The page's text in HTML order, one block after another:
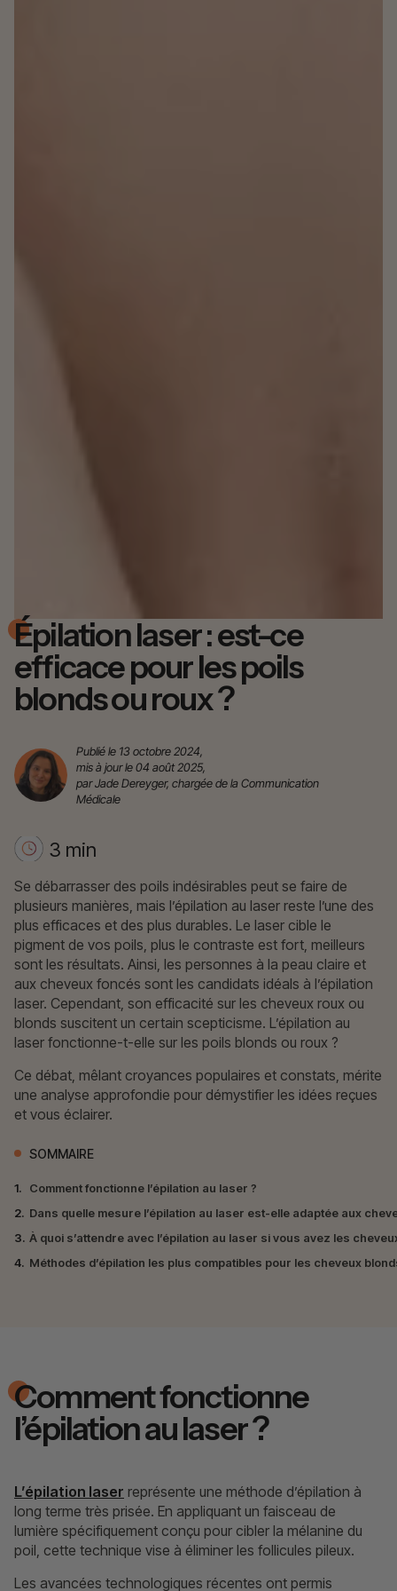
Épilation laser : est-ce
efficace pour les poils
blonds ou roux ?
Publié le 13 octobre 2024,
mis à jour le 04 août 2025,
par Jade Dereyger, chargée de la Communication
Médicale
3 min
Se débarrasser des poils indésirables peut se faire de
plusieurs manières, mais l’épilation au laser reste l’une des
plus efficaces et des plus durables. Le laser cible le
pigment de vos poils, plus le contraste est fort, meilleurs
sont les résultats. Ainsi, les personnes à la peau claire et
aux cheveux foncés sont les candidats idéals à l’épilation
laser. Cependant, son efficacité sur les cheveux roux ou
blonds suscitent un certain scepticisme. L’épilation au
laser fonctionne-t-elle sur les poils blonds ou roux ?
Ce débat, mêlant croyances populaires et constats, mérite
une analyse approfondie pour démystifier les idées reçues
et vous éclairer.
SOMMAIRE
1.
Comment fonctionne l’épilation au laser ?
2. Dans quelle mesure l’épilation au laser est-elle adaptée aux
3. À quoi s’attendre avec l’épilation au laser si vous avez les
4. Méthodes d’épilation les plus compatibles pour les cheveux
Comment fonctionne
l’épilation au laser ?
L’épilation laser représente une méthode d’épilation à
long terme très prisée. En appliquant un faisceau de
lumière spécifiquement conçu pour cibler la mélanine du
poil, cette technique vise à éliminer les follicules pileux.
Les avancées technologiques récentes ont permis